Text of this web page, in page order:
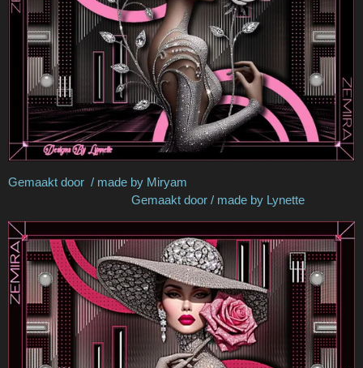
Gemaakt door / made by Miryam
Gemaakt door / made by Lynette